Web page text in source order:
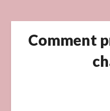
Comment